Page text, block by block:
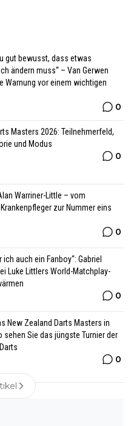
gut bewusst, dass etwas
ändern muss“ – Van Gerwen
Warnung vor einem wichtigen
0
Masters 2026: Teilnehmerfeld,
und Modus
0
Warriner-Little – vom
zur Nummer eins
0
ich auch ein Fanboy“: Gabriel
Luke Littlers World-Matchplay-
0
New Zealand Darts Masters in
sehen Sie das jüngste Turnier der
0